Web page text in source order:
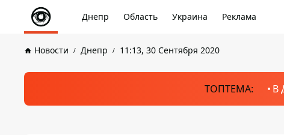
Днепр Область Украина Реклама
Новости Днепр 11:13, 30 Сентября 2020
ТОПТЕМА: В